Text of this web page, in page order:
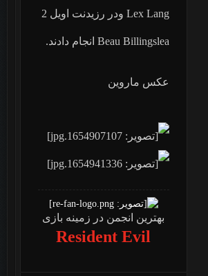
Lex Lang ودر رزیدنت اویل 2
Beau Billingslea انجام دادند.
عکس ماروین
بهترین انجمن در زمینه بازی
Resident Evil